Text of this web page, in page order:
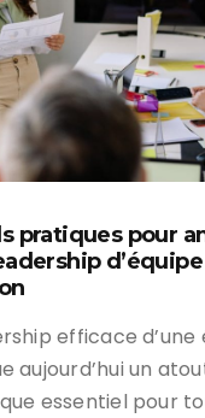
pratiques pour
d’équipe
efficace d’une
aujourd’hui un
essentiel pour